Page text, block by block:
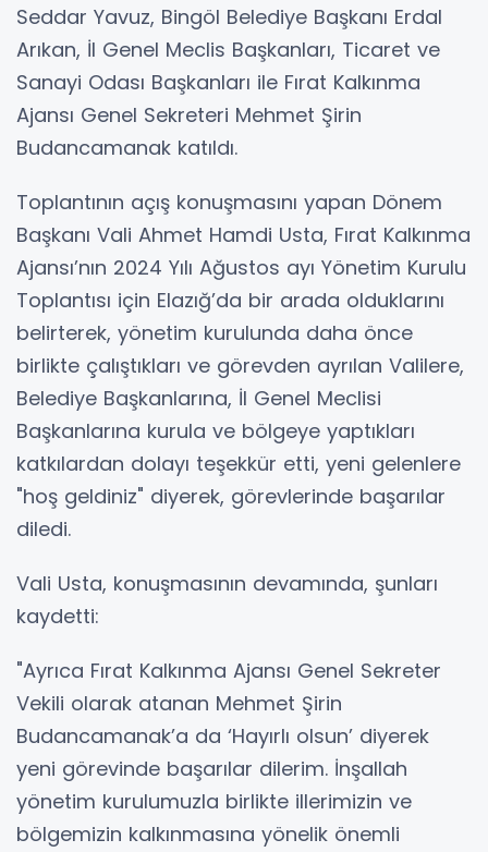
Seddar Yavuz, Bingöl Belediye Başkanı Erdal
Arıkan, İl Genel Meclis Başkanları, Ticaret ve
Sanayi Odası Başkanları ile Fırat Kalkınma
Ajansı Genel Sekreteri Mehmet Şirin
Budancamanak katıldı.
Toplantının açış konuşmasını yapan Dönem
Başkanı Vali Ahmet Hamdi Usta, Fırat Kalkınma
Ajansı’nın 2024 Yılı Ağustos ayı Yönetim Kurulu
Toplantısı için Elazığ’da bir arada olduklarını
belirterek, yönetim kurulunda daha önce
birlikte çalıştıkları ve görevden ayrılan Valilere,
Belediye Başkanlarına, İl Genel Meclisi
Başkanlarına kurula ve bölgeye yaptıkları
katkılardan dolayı teşekkür etti, yeni gelenlere
"hoş geldiniz" diyerek, görevlerinde başarılar
diledi.
Vali Usta, konuşmasının devamında, şunları
kaydetti:
"Ayrıca Fırat Kalkınma Ajansı Genel Sekreter
Vekili olarak atanan Mehmet Şirin
Budancamanak’a da ‘Hayırlı olsun’ diyerek
yeni görevinde başarılar dilerim. İnşallah
yönetim kurulumuzla birlikte illerimizin ve
bölgemizin kalkınmasına yönelik önemli